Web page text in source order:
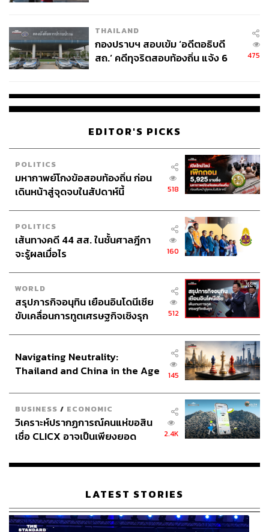
THAILAND
กองปราบฯ สอบเข้ม ‘อดีตอธิบดี
สถ.’ คดีทุจริตสอบท้องถิ่น แจ้ง 6
475
EDITOR'S PICKS
POLITICS
มหากาพย์โกงข้อสอบท้องถิ่น ก่อน
เดินหน้าสู่จุดจบในสัปดาห์นี้
518
POLITICS
เส้นทางคดี 44 สส. ในชั้นศาลฎีกา
จะรู้ผลเมื่อไร
160
WORLD
สรุปภารกิจอนุทิน เยือนอินโดนีเซีย
ขับเคลื่อนการทูตเศรษฐกิจเชิงรุก
512
Navigating Neutrality:
Thailand and China in the Age
145
BUSINESS / ECONOMIC
วิเคราะห์ปรากฏการณ์คนแห่ขอสิน
เชื่อ CLICX อาจเป็นเพียงยอด
เรือนไทยที่ถูกซุกไว้
2.4K
LATEST STORIES